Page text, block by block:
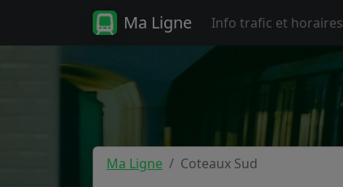
Ma Ligne Info trafic et horaires
Ma Ligne Coteaux Sud